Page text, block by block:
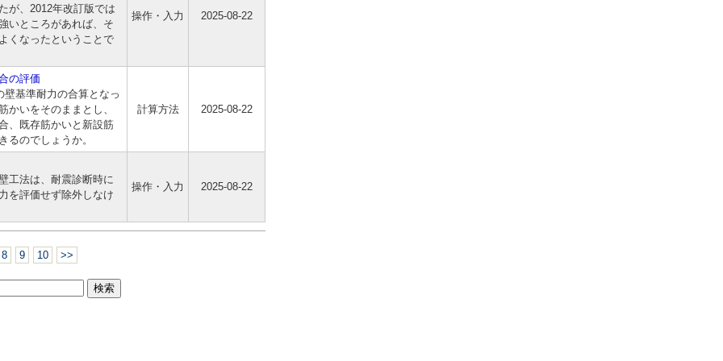
が、2012年改訂版では
いところがあれば、そ
くなったということで
操作・入力 2025-08-22
の評価
基準耐力の合算となっ
かいをそのままとし、
、既存筋かいと新設筋
るのでしょうか。
計算方法 2025-08-22
工法は、耐震診断時に
を評価せず除外しなけ
操作・入力 2025-08-22
8 9 10 >>